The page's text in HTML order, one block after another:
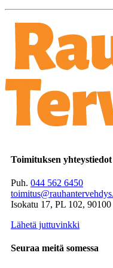
Toimituksen yhteystiedot
Puh. 044 562 6450
Isokatu 17, PL 102,
Lähetä juttuvinkki
Seuraa meitä somessa